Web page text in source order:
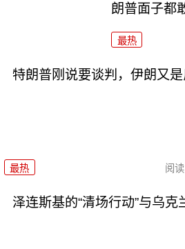
朗普面子都
最热
特朗普刚说要谈判，伊朗又是
最热 阅读
泽连斯基的“清场行动”与乌克